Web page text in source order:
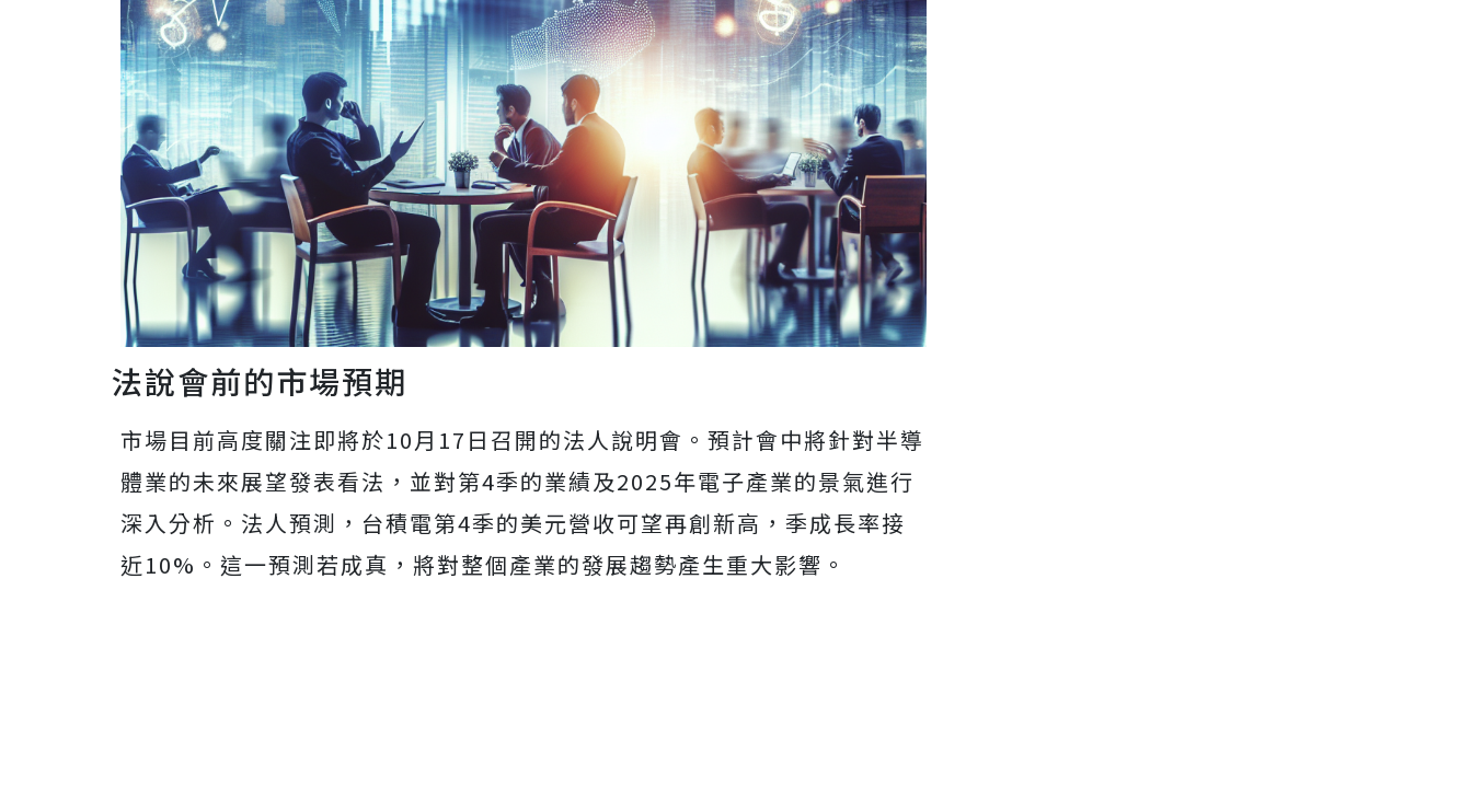
法說會前的市場預期
市場目前高度關注即將於10月17日召開的法人說明會。預計會中將針對半導
體業的未來展望發表看法，並對第4季的業績及2025年電子產業的景氣進行
深入分析。法人預測，台積電第4季的美元營收可望再創新高，季成長率接
近10%。這一預測若成真，將對整個產業的發展趨勢產生重大影響。